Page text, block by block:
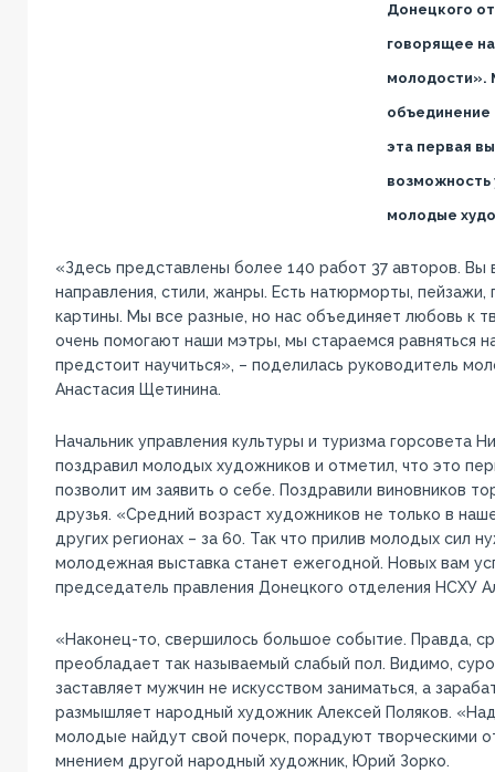
Донецкого
говорящее
молодости».
объединение
эта первая
возможность
молодые
«Здесь представлены более 140 работ 37 авторов. Вы
направления, стили, жанры. Есть натюрморты, пейзажи,
картины. Мы все разные, но нас объединяет любовь к
очень помогают наши мэтры, мы стараемся равняться
предстоит научиться», – поделилась руководитель
Анастасия Щетинина.
Начальник управления культуры и туризма горсовета
поздравил молодых художников и отметил, что это
позволит им заявить о себе. Поздравили виновников
друзья. «Средний возраст художников не только в
других регионах – за 60. Так что прилив молодых сил
молодежная выставка станет ежегодной. Новых вам
председатель правления Донецкого отделения НСХУ
«Наконец-то, свершилось большое событие. Правда,
преобладает так называемый слабый пол. Видимо,
заставляет мужчин не искусством заниматься, а
размышляет народный художник Алексей Поляков.
молодые найдут свой почерк, порадуют творческими
мнением другой народный художник, Юрий Зорко.